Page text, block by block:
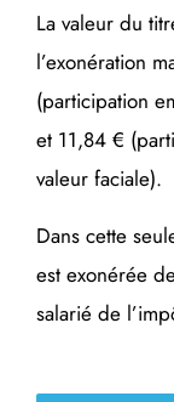
La valeur du
l’exonération
(participation
et 11,84 €
valeur faciale).
Dans cette
est exonérée
salarié de